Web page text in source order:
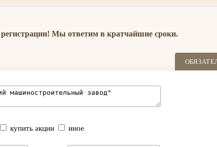
регистрации! Мы ответим в кратчайшие сроки.
купить акции иное